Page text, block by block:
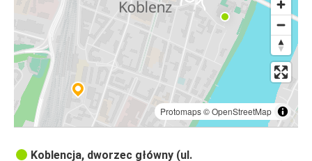
Protomaps©OpenStreetMap
Koblencja, dworzec główny (ul.